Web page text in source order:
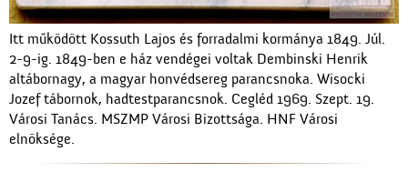
Itt működött Kossuth Lajos és forradalmi kormánya 1849. Júl.
2-9-ig. 1849-ben e ház vendégei voltak Dembinski Henrik
altábornagy, a magyar honvédsereg parancsnoka. Wisocki
Jozef tábornok, hadtestparancsnok. Cegléd 1969. Szept. 19.
Városi Tanács. MSZMP Városi Bizottsága. HNF Városi
elnöksége.